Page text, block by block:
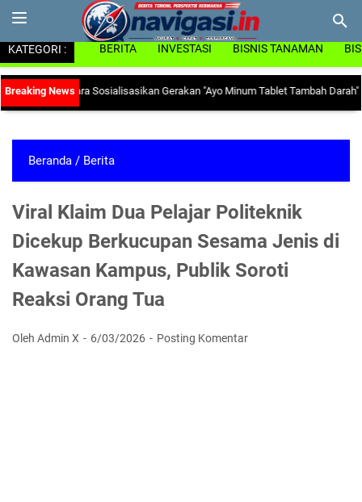
KATEGORI : BERITA INVESTASI BISNIS TANAMAN
Utara Sosialisasikan Gerakan "Ayo Minum Tablet Tambah Darah" di
Beranda / Berita
Viral Klaim Dua Pelajar Politeknik
Dicekup Berkucupan Sesama Jenis di
Kawasan Kampus, Publik Soroti
Reaksi Orang Tua
Oleh Admin X 6/03/2026 Posting Komentar